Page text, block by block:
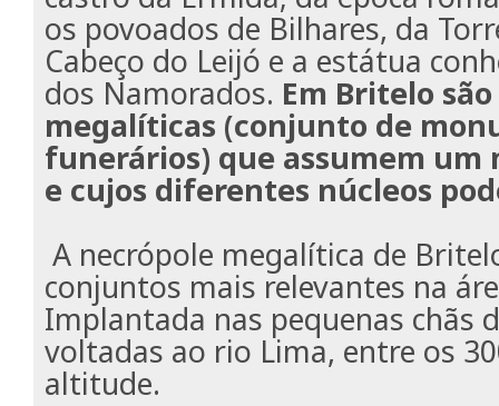
os povoados de Bilhares, da
Cabeço do Leijó e a estátua
dos Namorados. Em Britelo
megalíticas (conjunto de
funerários) que assumem um
e cujos diferentes núcleos
A necrópole megalítica de
conjuntos mais relevantes na
Implantada nas pequenas chãs
voltadas ao rio Lima, entre os
altitude.